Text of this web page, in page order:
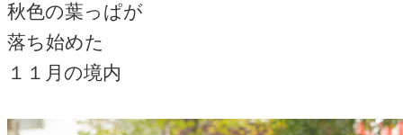
秋色の葉っぱが
落ち始めた
１１月の境内